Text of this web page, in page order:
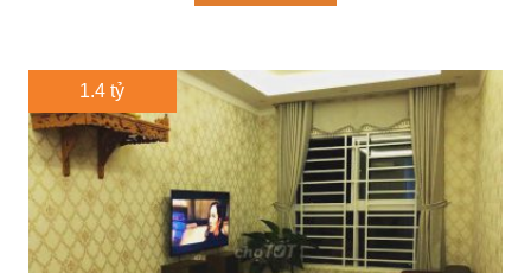
1.4 tỷ